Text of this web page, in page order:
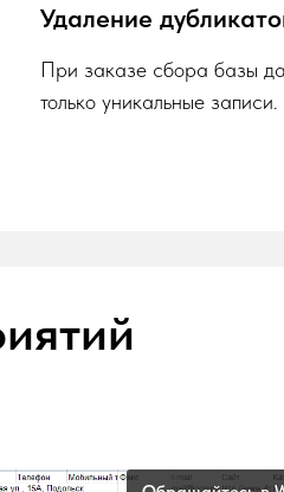
Удаление
При заказе сбора базы
только уникальные записи.